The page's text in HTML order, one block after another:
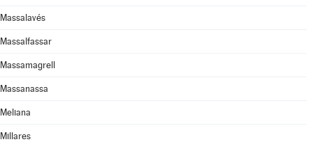
Massalavés
Massalfassar
Massamagrell
Massanassa
Meliana
Millares